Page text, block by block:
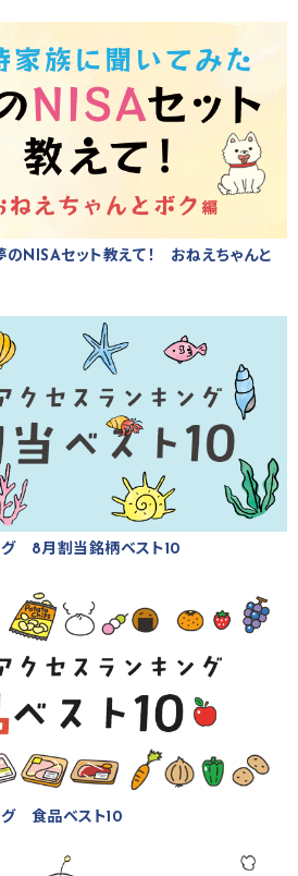
NISAセット教えて！ おねえちゃんと
グ 8月割当銘柄ベスト10
グ 食品ベスト10